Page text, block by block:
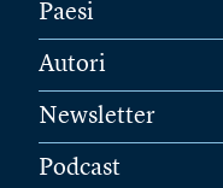
Paesi
Autori
Newsletter
Podcast